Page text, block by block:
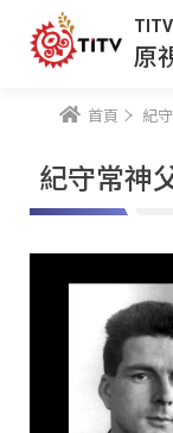
TITV
原
首頁 紀
紀守常神